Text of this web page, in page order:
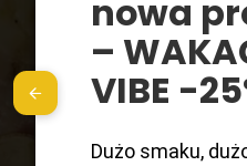
Przyjdź do
się jaka dobra
nowa
–
VIBE -
Dużo smaku,